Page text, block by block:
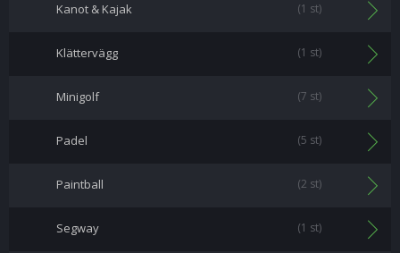
Kanot & Kajak (1 st)
Klättervägg (1 st)
Minigolf (7 st)
Padel (5 st)
Paintball (2 st)
Segway (1 st)